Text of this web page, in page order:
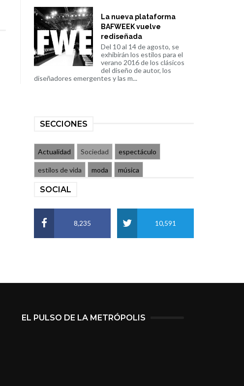
La nueva plataforma
BAFWEEK vuelve
rediseñada
Del 10 al 14 de agosto, se
exhibirán los estilos para el
verano 2016 de los clásicos
del diseño de autor, los
diseñadores emergentes y las m...
SECCIONES
Actualidad Sociedad espectáculo
estilos de vida moda música
SOCIAL
8,235 10,591
EL PULSO DE LA METRÓPOLIS